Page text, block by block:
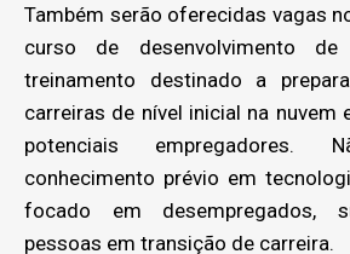
Também serão oferecidas vagas
curso de desenvolvimento de
treinamento destinado a
carreiras de nível inicial na nuvem
potenciais empregadores.
conhecimento prévio em
focado em desempregados,
pessoas em transição de carreira.